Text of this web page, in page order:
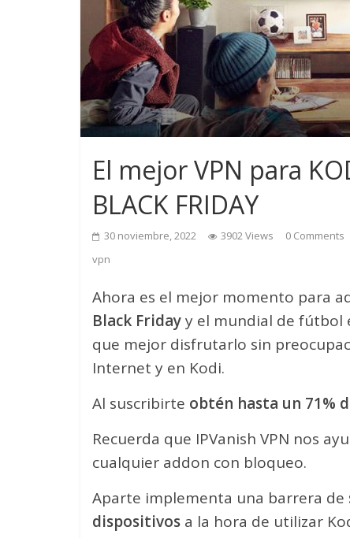
El mejor VPN para
BLACK FRIDAY
30 noviembre, 2022 3902 Views 0 Comments
vpn
Ahora es el mejor momento para
Black Fridayy el mundial de fútbol
que mejor disfrutarlo sin
Internet y en Kodi.
Al suscribirte obtén hasta un 71%
Recuerda que IPVanish VPN nos
cualquier addon con bloqueo.
Aparte implementa una barrera de
dispositivos a la hora de utilizar